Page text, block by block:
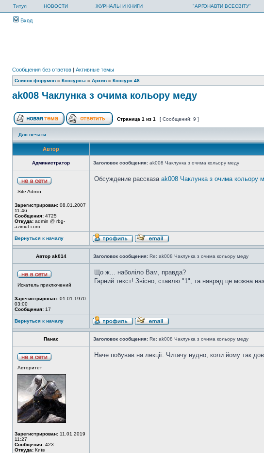
Титул НОВОСТИ ЖУРНАЛЫ И КНИГИ "АРГОНАВТИ ВСЕСВІТУ"
Вход
Сообщения без ответов | Активные темы
Список форумов » Конкурсы » Архив » Конкурс 48
ak008 Чаклунка з очима кольору меду
Страница 1 из 1 [ Сообщений: 9 ]
Для печати
Автор
Администратор Заголовок сообщения: ak008 Чаклунка з очима кольору меду
Site Admin
Зарегистрирован: 08.01.2007
11:46
Сообщения: 4725
Откуда: admin @ rbg-
azimut.com
Обсуждение рассказа ak008 Чаклунка з очима кольору
Вернуться к началу
Автор ak014 Заголовок сообщения: Re: ak008 Чаклунка з очима кольору меду
Искатель приключений
Зарегистрирован: 01.01.1970
03:00
Сообщения: 17
Що ж... наболіло Вам, правда?
Гарний текст! Звісно, ставлю "1", та навряд це можна
Вернуться к началу
Панас Заголовок сообщения: Re: ak008 Чаклунка з очима кольору меду
Авторитет
Зарегистрирован: 11.01.2019
11:27
Сообщения: 423
Откуда: Київ
Наче побував на лекції. Читачу нудно, коли йому так